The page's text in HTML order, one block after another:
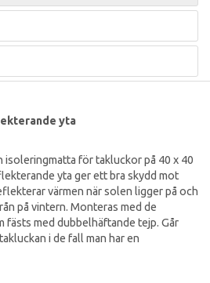
yta
isoleringmatta för takluckor på 40 x 40
yta ger ett bra skydd mot
värmen när solen ligger på och
på vintern. Monteras med de
fästs med dubbelhäftande tejp. Går
i de fall man har en